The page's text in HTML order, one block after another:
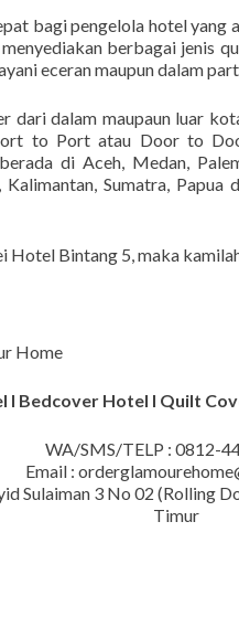
bagi pengelola hotel yang
berbagai jenis
eceran maupun dalam
dari dalam maupaun luar
to Port atau Door to
di Aceh, Medan,
Sumatra,
Hotel Bintang 5, maka
Home
I Bedcover Hotel I Quilt
WA/SMS/TELP : 0812-
Email :
Sulaiman 3 No 02 (Rolling
Timur